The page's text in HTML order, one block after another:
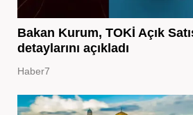
Bakan Kurum, TOKİ Açık
detaylarını açıkladı
Haber7